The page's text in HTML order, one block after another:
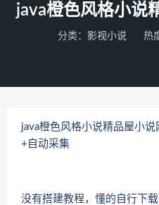
java橙色风格小说
分类： 影视小说 热
java橙色风格小说精品屋小
+自动采集
没有搭建教程，懂的自行下载